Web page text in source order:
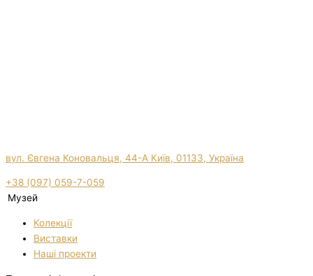
вул. Євгена Коновальця, 44-А Київ, 01133, Україна
+38 (097) 059-7-059
Музей
Колекції
Виставки
Нашi проекти